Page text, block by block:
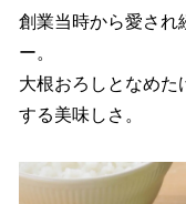
創業当時から愛され
ー。
大根おろしとなめた
する美味しさ。